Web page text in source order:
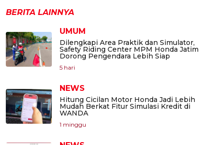
BERITA LAINNYA
UMUM
Dilengkapi Area Praktik dan Simulator,
Safety Riding Center MPM Honda Jatim
Dorong Pengendara Lebih Siap
5 hari
NEWS
Hitung Cicilan Motor Honda Jadi Lebih
Mudah Berkat Fitur Simulasi Kredit di
WANDA
1 minggu